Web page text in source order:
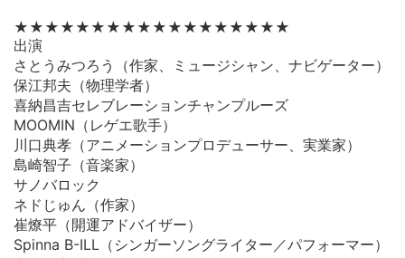
★★★★★★★★★★★★★★★★★★
出演
さとうみつろう（作家、ミュージシャン、ナビゲーター）
保江邦夫（物理学者）
喜納昌吉セレブレーションチャンプルーズ
MOOMIN（レゲエ歌手）
川口典孝（アニメーションプロデューサー、実業家）
島崎智子（音楽家）
サノバロック
ネドじゅん（作家）
崔燎平（開運アドバイザー）
Spinna B-ILL（シンガーソングライター／パフォーマー）